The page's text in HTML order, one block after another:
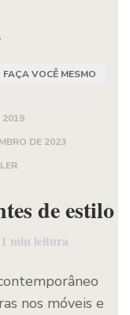
FAÇA VOCÊ MESMO
2019
DE 2023
de estilo
min leitura
nos móveis e